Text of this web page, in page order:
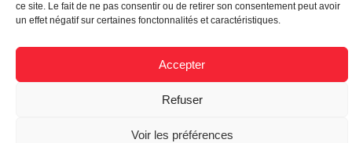
ce site. Le fait de ne pas consentir ou de retirer son consentement peut avoir
un effet négatif sur certaines fonctonnalités et caractéristiques.
Accepter
Refuser
Voir les préférences